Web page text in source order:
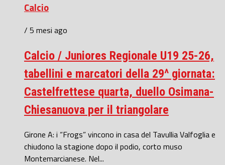
Calcio
/ 5 mesi ago
Calcio / Juniores Regionale U19 25-26,
tabellini e marcatori della 29^ giornata:
Castelfrettese quarta, duello Osimana-
Chiesanuova per il triangolare
Girone A: i “Frogs” vincono in casa del Tavullia Valfoglia e
chiudono la stagione dopo il podio, corto muso
Montemarcianese. Nel...